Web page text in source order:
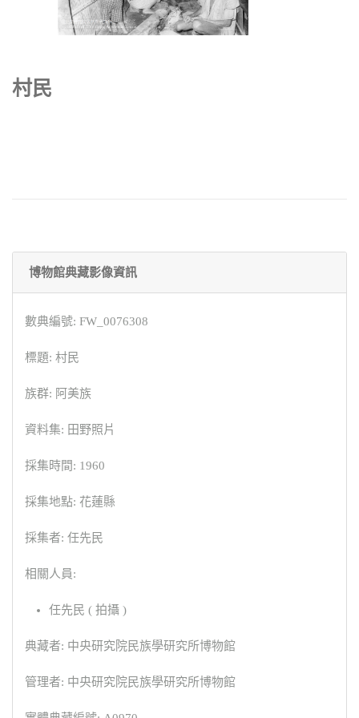
村民
博物館典藏影像資訊
數典編號: FW_0076308
標題: 村民
族群: 阿美族
資料集: 田野照片
採集時間: 1960
採集地點: 花蓮縣
採集者: 任先民
相關人員:
任先民 ( 拍攝 )
典藏者: 中央研究院民族學研究所博物館
管理者: 中央研究院民族學研究所博物館